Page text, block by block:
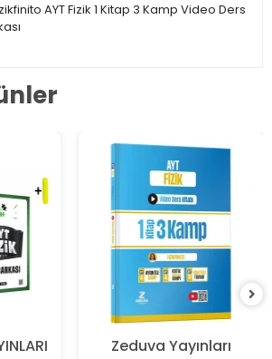
AYT Fizik 1 Kitap 3 Kamp Video Ders
Zeduva Yayınları